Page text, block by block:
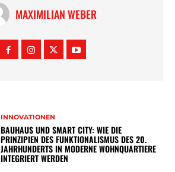
MAXIMILIAN WEBER
INNOVATIONEN
BAUHAUS UND SMART CITY: WIE DIE
PRINZIPIEN DES FUNKTIONALISMUS DES 20.
JAHRHUNDERTS IN MODERNE WOHNQUARTIERE
INTEGRIERT WERDEN